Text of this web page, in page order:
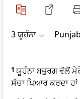
3 ਯੂਹੰਨਾ
1 ਯੂਹੰਨਾ ਬਜ਼ੁਰਗ ਵੱਲੋਂ
ਸੱਚਾ ਪਿਆਰ ਕਰਦਾ